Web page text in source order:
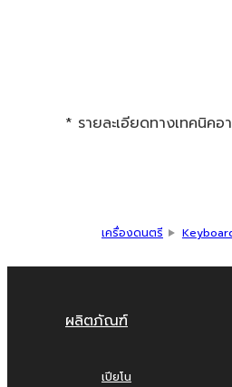
* รายละเอียดทางเทคนิค
เครื่องดนตรี
ผลิตภัณฑ์
เปียโน